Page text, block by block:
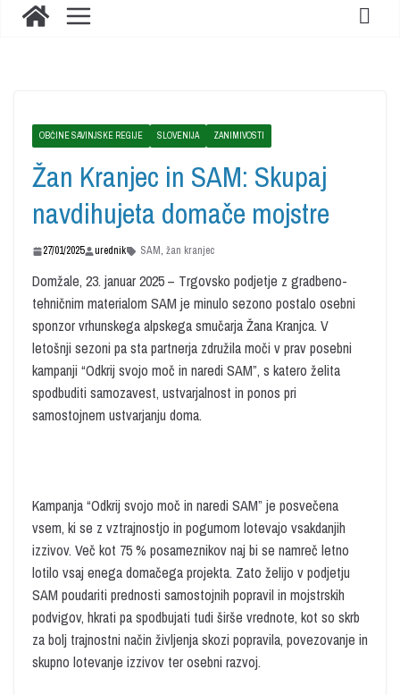
OBČINE SAVINJSKE REGIJE SLOVENIJA ZANIMIVOSTI
Žan Kranjec in SAM: Skupaj
navdihujeta domače mojstre
27/01/2025 urednik SAM, žan kranjec
Domžale, 23. januar 2025 – Trgovsko podjetje z gradbeno-
tehničnim materialom SAM je minulo sezono postalo osebni
sponzor vrhunskega alpskega smučarja Žana Kranjca. V
letošnji sezoni pa sta partnerja združila moči v prav posebni
kampanji “Odkrij svojo moč in naredi SAM”, s katero želita
spodbuditi samozavest, ustvarjalnost in ponos pri
samostojnem ustvarjanju doma.
Kampanja “Odkrij svojo moč in naredi SAM” je posvečena
vsem, ki se z vztrajnostjo in pogumom lotevajo vsakdanjih
izzivov. Več kot 75 % posameznikov naj bi se namreč letno
lotilo vsaj enega domačega projekta. Zato želijo v podjetju
SAM poudariti prednosti samostojnih popravil in mojstrskih
podvigov, hkrati pa spodbujati tudi širše vrednote, kot so skrb
za bolj trajnostni način življenja skozi popravila, povezovanje in
skupno lotevanje izzivov ter osebni razvoj.